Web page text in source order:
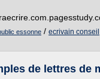
essonne / ecrivain conseil
de lettres de